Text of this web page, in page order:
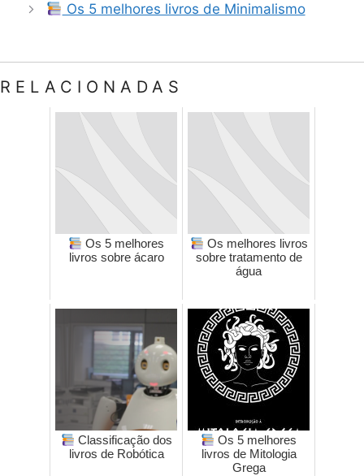
Os 5 melhores livros de Minimalismo
RELACIONADAS
Os 5 melhores
livros sobre ácaro
Os melhores livros
sobre tratamento de
água
Classificação dos
livros de Robótica
Os 5 melhores
livros de Mitologia
Grega